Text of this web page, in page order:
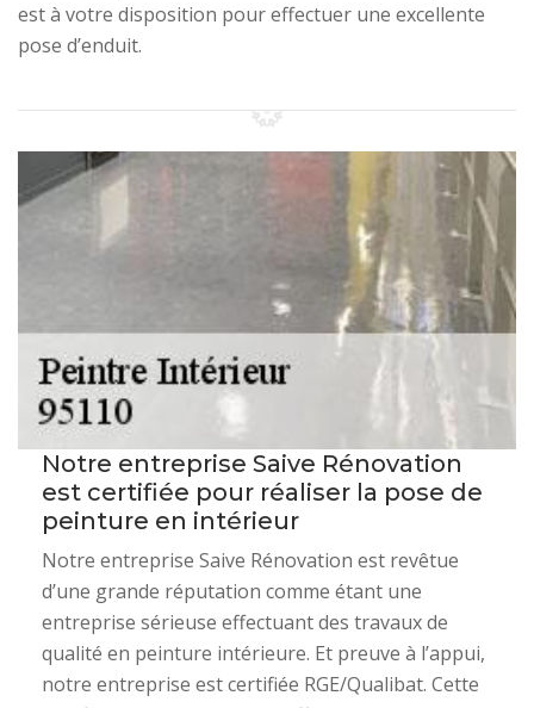
est à votre disposition pour effectuer une excellente
pose d’enduit.
Notre entreprise Saive Rénovation
est certifiée pour réaliser la pose de
peinture en intérieur
Notre entreprise Saive Rénovation est revêtue
d’une grande réputation comme étant une
entreprise sérieuse effectuant des travaux de
qualité en peinture intérieure. Et preuve à l’appui,
notre entreprise est certifiée RGE/Qualibat. Cette